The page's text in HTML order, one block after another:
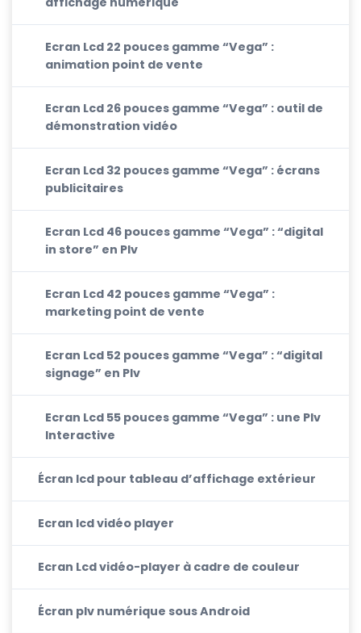
Ecran Lcd 22 pouces gamme “Vega” :
animation point de vente
Ecran Lcd 26 pouces gamme “Vega” : outil de
démonstration vidéo
Ecran Lcd 32 pouces gamme “Vega” : écrans
publicitaires
Ecran Lcd 46 pouces gamme “Vega” : “digital
in store” en Plv
Ecran Lcd 42 pouces gamme “Vega” :
marketing point de vente
Ecran Lcd 52 pouces gamme “Vega” : “digital
signage” en Plv
Ecran Lcd 55 pouces gamme “Vega” : une Plv
Interactive
Écran lcd pour tableau d’affichage extérieur
Ecran lcd vidéo player
Ecran Lcd vidéo-player à cadre de couleur
Écran plv numérique sous Android